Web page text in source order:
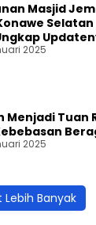
Masjid
2025
Menjadi Tuan
2025
Lebih Banyak